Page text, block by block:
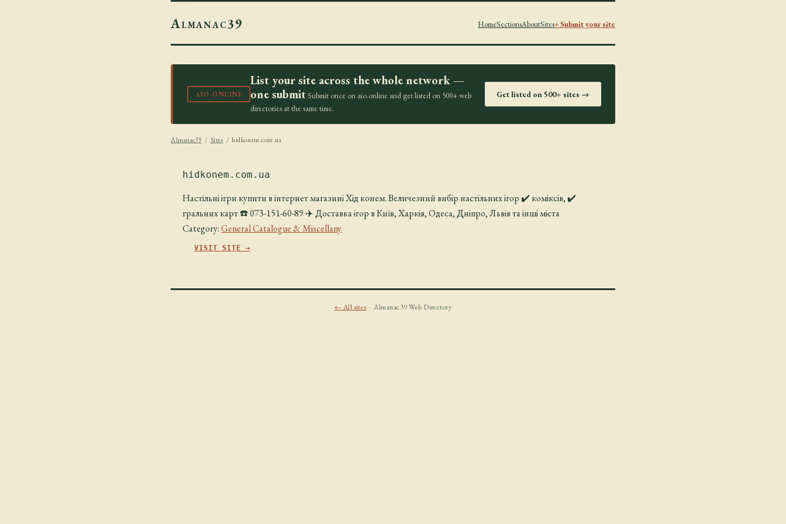
Almanac39 HomeSectionsAboutSites+ Submit your site
AIO.ONLINE
List your site across the whole network —
one submit Submit once on aio.online and get listed on 500+ web
directories at the same time.
Get listed on 500+ sites →
Almanac39 / Sites / hidkonem.com.ua
hidkonem.com.ua
Настільні ігри купити в інтернет магазині Хід конем. Величезний вибір настільних ігор ✔️ коміксів, ✔️
гральних карт ☎️ 073-151-60-89 ✈️ Доставка ігор в Київ, Харків, Одеса, Дніпро, Львів та інші міста
Category:General Catalogue & Miscellany
VISIT SITE →
← All sites · Almanac39 Web Directory